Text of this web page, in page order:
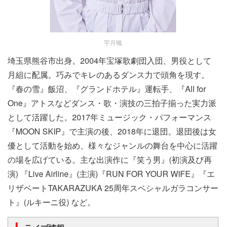
宇月颯
埼玉県熊谷市出身。2004年宝塚歌劇団入団、男役として
月組に配属。巧みでキレのあるダンス力で頭角を現す。
『春の雪』飯沼、『グランドホテル』運転手、『All for
One』アトスなどダンス・歌・演技の三拍子揃った実力派
として活躍した。2017年ミュージック・パフォーマンス
『MOON SKIP』で主演の後、2018年に退団。退団後は女
優として活動を始め、様々なジャンルの舞台を中心に活躍
の場を広げている。主な出演作に『笑う男』(初演及び再
演) 『Live Airline』(主演)『RUN FOR YOUR WIFE』『エ
リザベートTAKARAZUKA 25周年スペシャルガラコンサー
ト』(ルキーニ役) など。